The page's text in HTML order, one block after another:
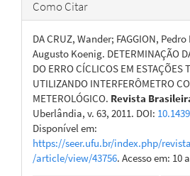
Como Citar
DA CRUZ, Wander; FAGGION,
Augusto Koenig. DETERMINAÇÃO
DO ERRO CÍCLICOS EM ESTAÇÕES
UTILIZANDO INTERFERÔMETRO
METEROLÓGICO. Revista
Uberlândia, v. 63, 2011. DOI:
Disponível em:
https://seer.ufu.br/index.php/
/article/view/43756. Acesso em: 10